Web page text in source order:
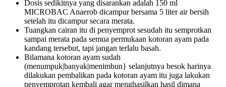
Dosis sedikitnya yang disarankan adalah 150 ml
MICROBAC Anaerob dicampur bersama 5 liter air bersih
setelah itu dicampur secara merata.
Tuangkan cairan itu di penyemprot sesudah itu semprotkan
sampai merata pada semua permukaan kotoran ayam pada
kandang tersebut, tapi jangan terlalu basah.
Bilamana kotoran ayam sudah
(menumpuk|banyak|menimbun} selanjutnya besok harinya
dilakukan pembalikan pada kotoran ayam itu juga lakukan
penyemprotan kembali agar menghasilkan hasil dimana